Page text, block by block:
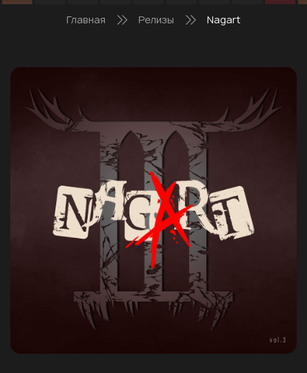
Главная Релизы Nagart